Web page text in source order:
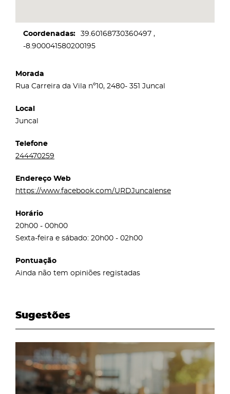
Coordenadas
39.60168730360497
-8.900041580200195
Morada
Rua Carreira da Vila nº10, 2480- 351 Juncal
Local
Juncal
Telefone
244470259
Endereço Web
https://www.facebook.com/URDJuncalense
Horário
20h00 - 00h00
Sexta-feira e sábado: 20h00 - 02h00
Pontuação
Ainda não tem opiniões registadas
Sugestões
page